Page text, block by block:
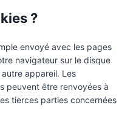
?
envoyé avec les pages
navigateur sur le disque
appareil. Les
peuvent être renvoyées à
tierces parties concernées